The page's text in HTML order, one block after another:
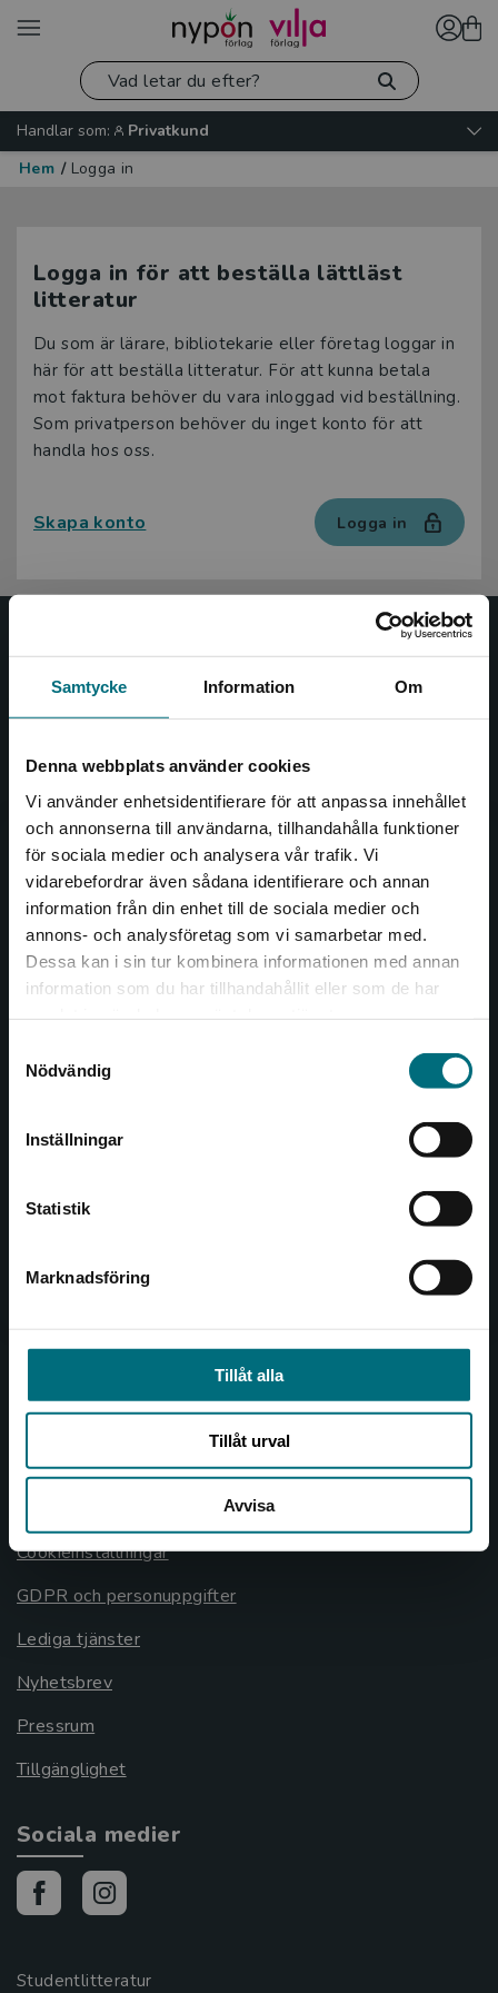
Samtycke Information Om
Denna webbplats använder cookies
Vi använder enhetsidentifierare för att anpassa innehållet
och annonserna till användarna, tillhandahålla funktioner
för sociala medier och analysera vår trafik. Vi
vidarebefordrar även sådana identifierare och annan
information från din enhet till de sociala medier och
annons- och analysföretag som vi samarbetar med.
Dessa kan i sin tur kombinera informationen med annan
information som du har tillhandahållit eller som de har
Nödvändig
Inställningar
Statistik
Marknadsföring
Tillåt alla
Tillåt urval
Avvisa
Begränsad fraktregion
Det verkar som att du besöker
Sverige. För att kunna slutföra ett köp måste
Handlar som:
Privatkund
Hem / Logga in
Logga in för att beställa lättläst
litteratur
Du som är lärare, bibliotekarie eller företag loggar in
här för att beställa litteratur. För att kunna betala
mot faktura behöver du vara inloggad vid beställning.
Som privatperson behöver du inget konto för att
handla hos oss.
Skapa konto Logga in
Nypon och Vilja
Nypon och Vilja förlag ger ut böcker som väcker läslust
såväl barn som vuxna.
Nypon och Vilja förlag är en del av Studentlitteratur.
Kontakta oss
Kontakta oss
046-31 20 00
Box 141
Besöksadress:
Åkergränden 1
Kontakta kundservice
Köpvillkor
Allmänna länkar
Om oss
Cookieinställningar
GDPR och personuppgifter
Lediga tjänster
Nyhetsbrev
Pressrum
Tillgänglighet
Sociala medier
Studentlitteratur